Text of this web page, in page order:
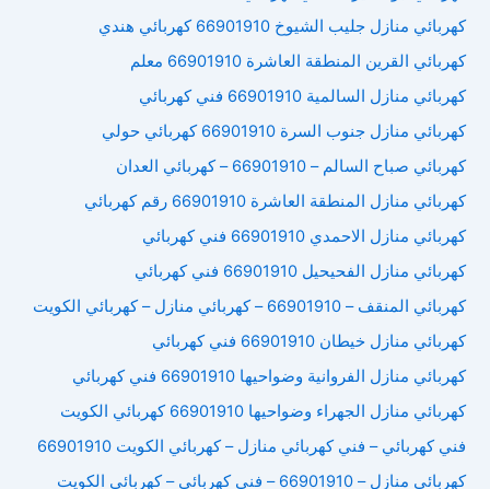
كهربائي منازل جليب الشيوخ 66901910 كهربائي هندي
كهربائي القرين المنطقة العاشرة 66901910 معلم
كهربائي منازل السالمية 66901910 فني كهربائي
كهربائي منازل جنوب السرة 66901910 كهربائي حولي
كهربائي صباح السالم – 66901910 – كهربائي العدان
كهربائي منازل المنطقة العاشرة 66901910 رقم كهربائي
كهربائي منازل الاحمدي 66901910 فني كهربائي
كهربائي منازل الفحيحيل 66901910 فني كهربائي
كهربائي المنقف – 66901910 – كهربائي منازل – كهربائي الكويت
كهربائي منازل خيطان 66901910 فني كهربائي
كهربائي منازل الفروانية وضواحيها 66901910 فني كهربائي
كهربائي منازل الجهراء وضواحيها 66901910 كهربائي الكويت
فني كهربائي – فني كهربائي منازل – كهربائي الكويت 66901910
كهربائي منازل – 66901910 – فني كهربائي – كهربائي الكويت